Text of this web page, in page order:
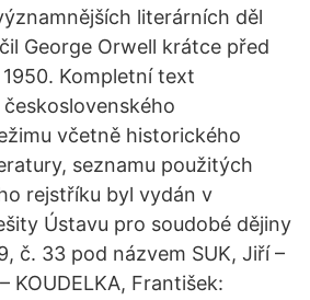
literárních děl
George Orwell krátce před
Kompletní text
včetně historického
seznamu použitých
rejstříku byl vydán v
Ústavu pro soudobé dějiny
č. 33 pod názvem SUK, Jiří –
KOUDELKA, František: